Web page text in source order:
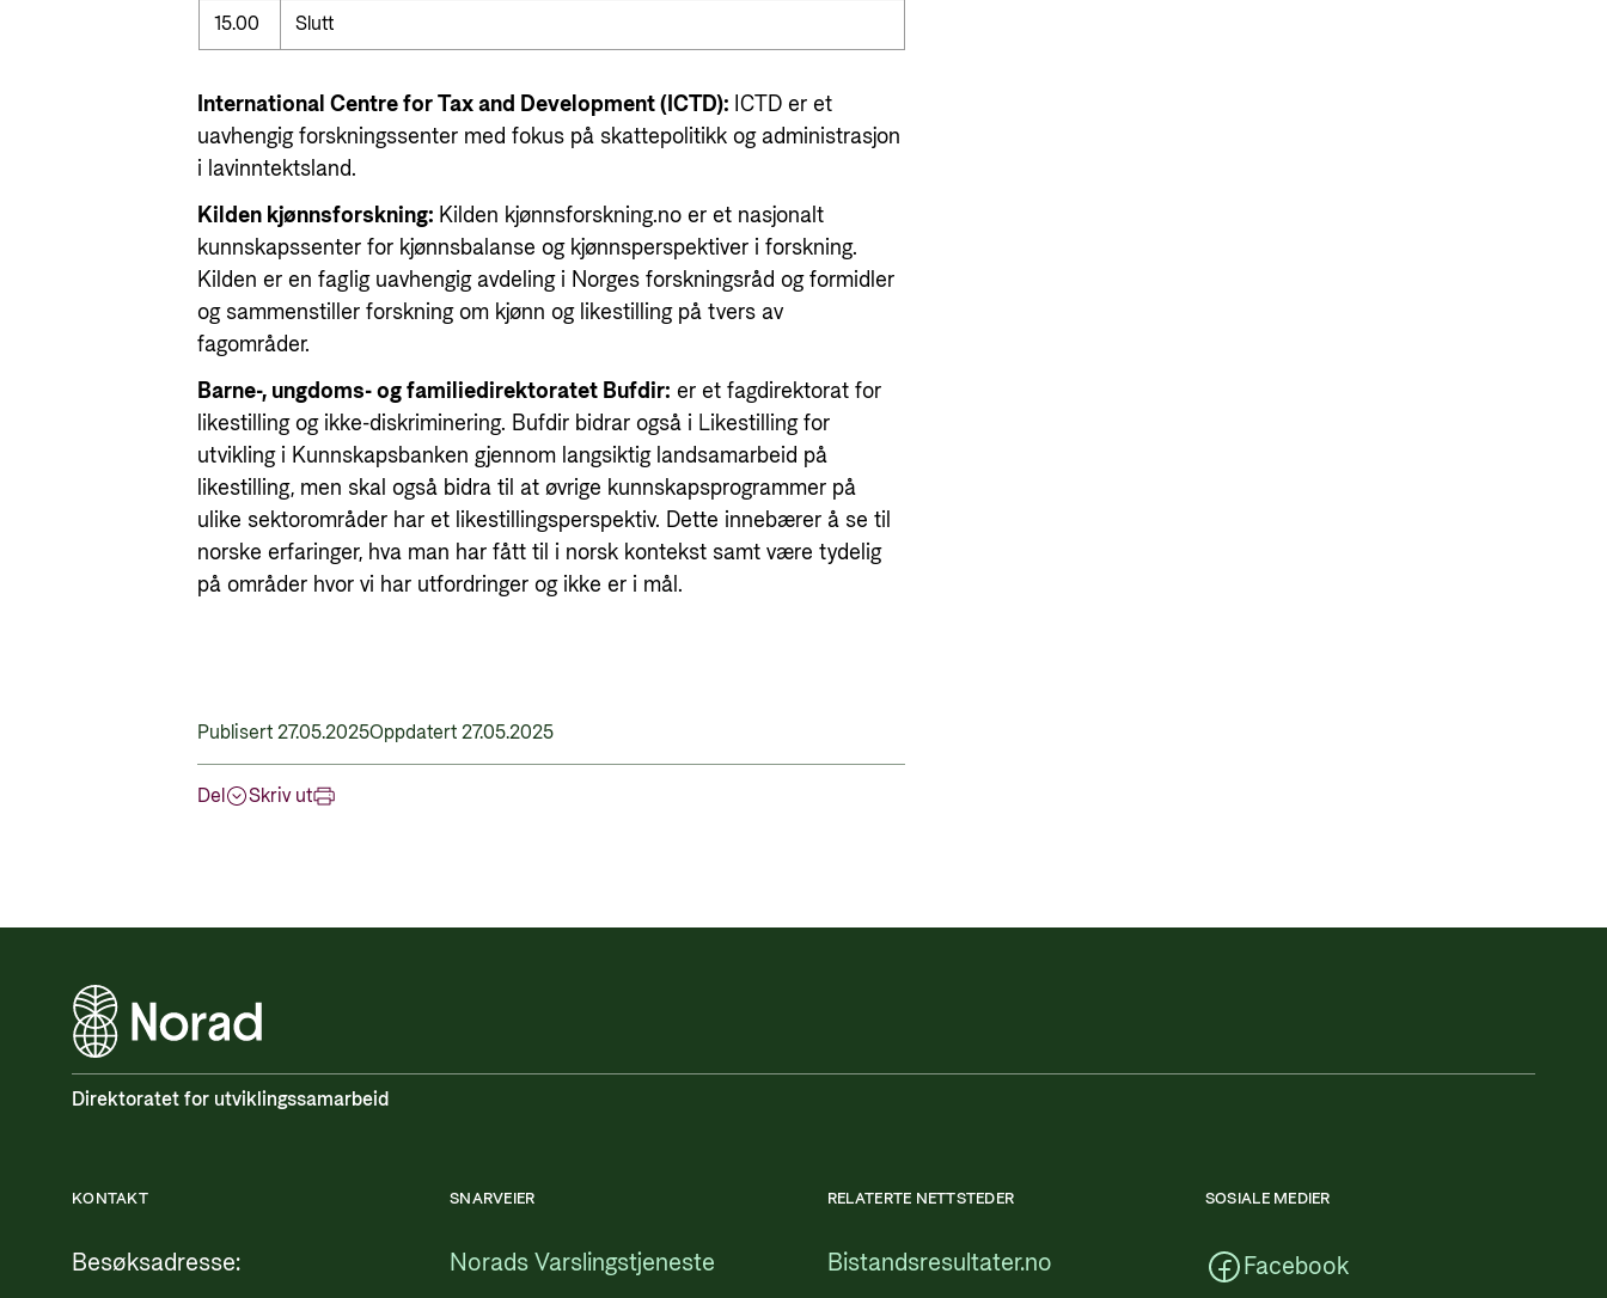
15.00
Slutt
International Centre for Tax and Development (ICTD): ICTD er et
uavhengig forskningssenter med fokus på skattepolitikk og administrasjon
i lavinntektsland.
Kilden kjønnsforskning: Kilden kjønnsforskning.no er et nasjonalt
kunnskapssenter for kjønnsbalanse og kjønnsperspektiver i forskning.
Kilden er en faglig uavhengig avdeling i Norges forskningsråd og formidler
og sammenstiller forskning om kjønn og likestilling på tvers av
fagområder.
Barne-, ungdoms- og familiedirektoratet Bufdir: er et fagdirektorat for
likestilling og ikke-diskriminering. Bufdir bidrar også i Likestilling for
utvikling i Kunnskapsbanken gjennom langsiktig landsamarbeid på
likestilling, men skal også bidra til at øvrige kunnskapsprogrammer på
ulike sektorområder har et likestillingsperspektiv. Dette innebærer å se til
norske erfaringer, hva man har fått til i norsk kontekst samt være tydelig
på områder hvor vi har utfordringer og ikke er i mål.
Publisert 27.05.2025Oppdatert 27.05.2025
Del Skriv ut
Direktoratet for utviklingssamarbeid
KONTAKT
Besøksadresse:
SNARVEIER
Norads Varslingstjeneste
RELATERTE NETTSTEDER
Bistandsresultater.no
SOSIALE MEDIER
Facebook